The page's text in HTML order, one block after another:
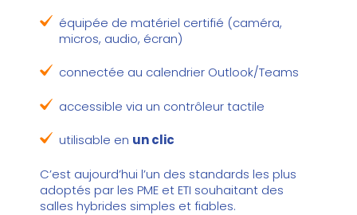
équipée de matériel certifié (caméra,
micros, audio, écran)
connectée au calendrier Outlook/Teams
accessible via un contrôleur tactile
utilisable en un clic
C’est aujourd’hui l’un des standards les plus
adoptés par les PME et ETI souhaitant des
salles hybrides simples et fiables.